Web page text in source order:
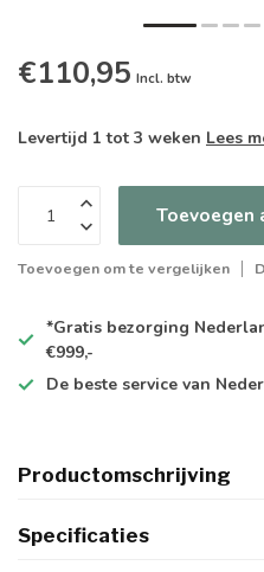
€110,95 Incl. btw
Levertijd 1 tot 3 weken Lees
Toevoegen
Toevoegen om te vergelijken
*Gratis bezorging
€999,-
De beste service van
Productomschrijving
Specificaties